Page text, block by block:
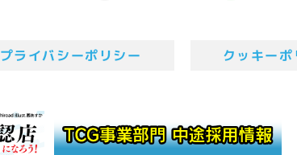
プライバシーポリシー クッキーポ